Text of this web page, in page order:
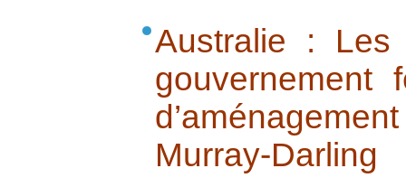
Australie : Les
gouvernement
Murray-Darling